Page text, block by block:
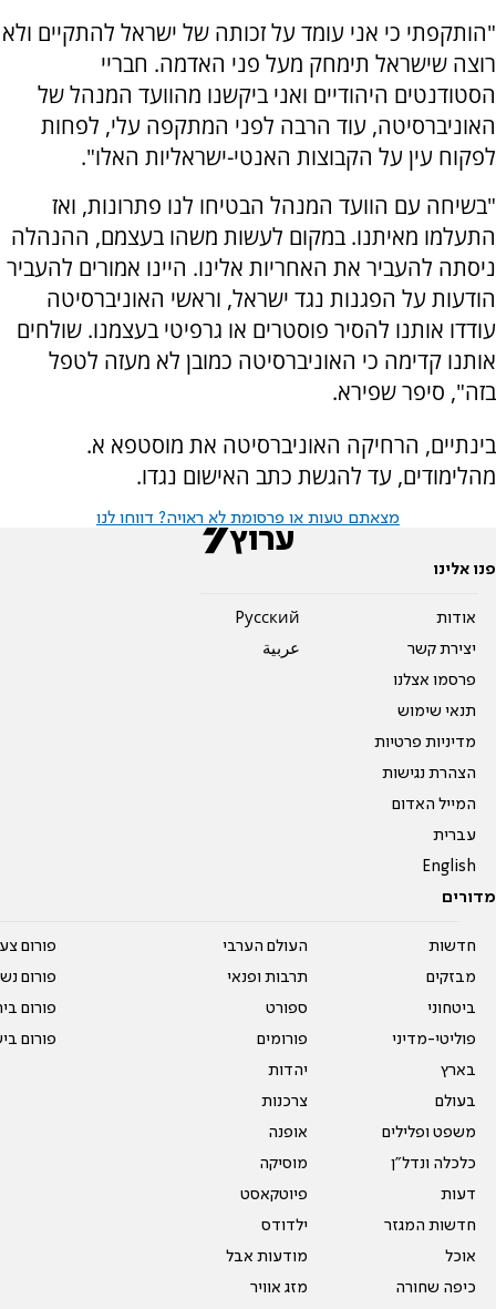
"הותקפתי כי אני עומד על זכותה של ישראל להתקיים ולא
רוצה שישראל תימחק מעל פני האדמה. חבריי
הסטודנטים היהודיים ואני ביקשנו מהוועד המנהל של
האוניברסיטה, עוד הרבה לפני המתקפה עלי, לפחות
לפקוח עין על הקבוצות האנטי-ישראליות האלו".
"בשיחה עם הוועד המנהל הבטיחו לנו פתרונות, ואז
התעלמו מאיתנו. במקום לעשות משהו בעצמם, ההנהלה
ניסתה להעביר את האחריות אלינו. היינו אמורים להעביר
הודעות על הפגנות נגד ישראל, וראשי האוניברסיטה
עודדו אותנו להסיר פוסטרים או גרפיטי בעצמנו. שולחים
אותנו קדימה כי האוניברסיטה כמובן לא מעזה לטפל
בזה", סיפר שפירא.
בינתיים, הרחיקה האוניברסיטה את מוסטפא א.
מהלימודים, עד להגשת כתב האישום נגדו.
מצאתם טעות או פרסומת לא ראויה? דווחו לנו
פנו אלינו
אודות
יצירת קשר
פרסמו אצלנו
תנאי שימוש
מדיניות פרטיות
הצהרת נגישות
המייל האדום
עברית
English
Pусский
عربية
מדורים
חדשות
מבזקים
ביטחוני
פוליטי-מדיני
בארץ
בעולם
משפט ופלילים
כלכלה ונדל"ן
דעות
חדשות המגזר
אוכל
כיפה שחורה
העולם הערבי
תרבות ופנאי
ספורט
פורומים
יהדות
צרכנות
אופנה
מוסיקה
פיוטקאסט
ילדודס
מודעות אבל
מזג אוויר
פורום
פורום
פורום
פורום